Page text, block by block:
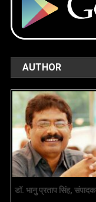
AUTHOR
डॉ. भानु प्रताप सिंह, संपादक